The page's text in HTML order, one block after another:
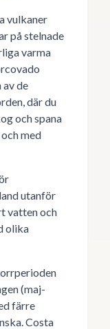
vulkaner
på stelnade
varma
av de
där du
och spana
med
utanför
vatten och
olika
(maj-
färre
Costa